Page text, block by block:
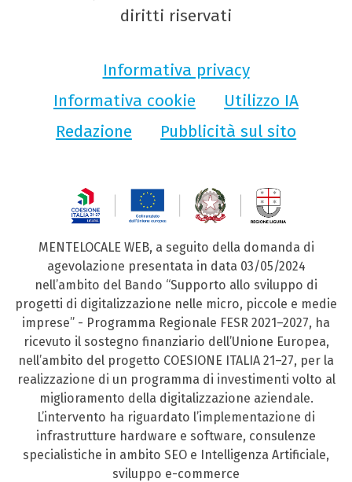
diritti riservati
Informativa privacy
Informativa cookie
Utilizzo IA
Redazione
Pubblicità sul sito
MENTELOCALE WEB, a seguito della domanda di
agevolazione presentata in data 03/05/2024
nell’ambito del Bando “Supporto allo sviluppo di
progetti di digitalizzazione nelle micro, piccole e medie
imprese” - Programma Regionale FESR 2021–2027, ha
ricevuto il sostegno finanziario dell’Unione Europea,
nell’ambito del progetto COESIONE ITALIA 21–27, per la
realizzazione di un programma di investimenti volto al
miglioramento della digitalizzazione aziendale.
L’intervento ha riguardato l’implementazione di
infrastrutture hardware e software, consulenze
specialistiche in ambito SEO e Intelligenza Artificiale,
sviluppo e-commerce